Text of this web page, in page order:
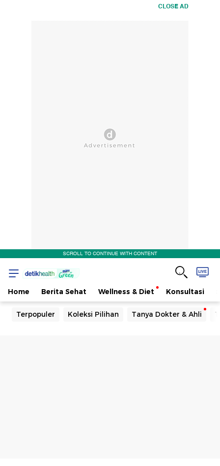
CLOSE AD
SCROLL TO CONTINUE WITH CONTENT
Home Berita Sehat Wellness & Diet Konsultasi
Terpopuler Koleksi Pilihan Tanya Dokter & Ahli